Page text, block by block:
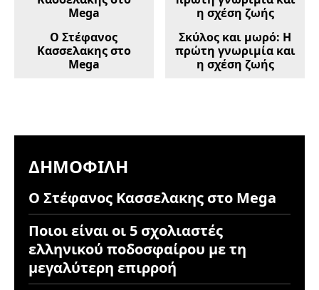
Ο Στέφανος
Κασσελακης στο
Mega
Σκύλος και μωρό: Η
πρώτη γνωριμία και
η σχέση ζωής
ΔΗΜΟΦΙΛΉ
Ο Στέφανος Κασσελακης στο Mega
Ποιοι είναι οι 5 σχολιαστές
ελληνικού ποδοσφαίρου με τη
μεγαλύτερη επιρροή